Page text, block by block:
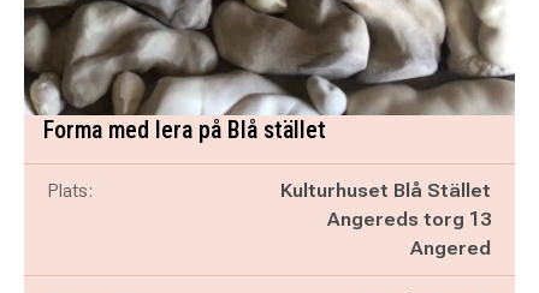
Forma med lera på Blå stället
Plats:
Kulturhuset Blå Stället
Angereds torg 13
Angered